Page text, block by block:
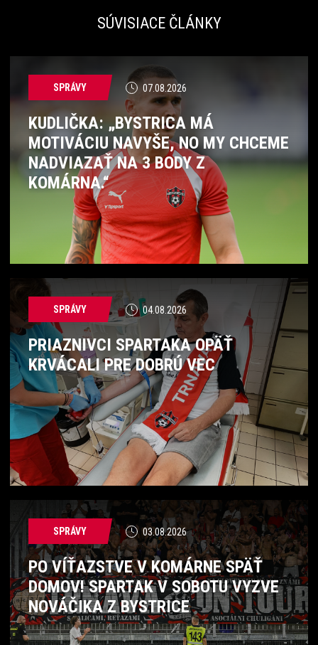
SÚVISIACE ČLÁNKY
SPRÁVY 07.08.2026
KUDLIČKA: „BYSTRICA MÁ
MOTIVÁCIU NAVYŠE, NO MY CHCEME
NADVIAZAŤ NA 3 BODY Z
KOMÁRNA.“
SPRÁVY 04.08.2026
PRIAZNIVCI SPARTAKA OPÄŤ
KRVÁCALI PRE DOBRÚ VEC
SPRÁVY 03.08.2026
PO VÍŤAZSTVE V KOMÁRNE SPÄŤ
DOMOV! SPARTAK V SOBOTU VYZVE
NOVÁČIKA Z BYSTRICE